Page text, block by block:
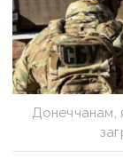
Донеччанам,